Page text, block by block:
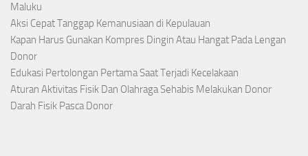
Maluku
Aksi Cepat Tanggap Kemanusiaan di Kepulauan
Kapan Harus Gunakan Kompres Dingin Atau Hangat Pada Lengan
Donor
Edukasi Pertolongan Pertama Saat Terjadi Kecelakaan
Aturan Aktivitas Fisik Dan Olahraga Sehabis Melakukan Donor
Darah Fisik Pasca Donor